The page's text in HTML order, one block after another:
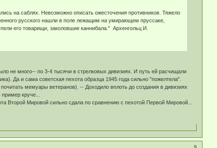
на саблях. Невозможно описать ожесточения противников. Тяжело
русского нашли в поле лежащим на умирающем пруссаке,
его товарищи, заколовшие каннибала." Архенгольц И.
не много-- по 3-4 тысячи в стрелковых дивизиях. И путь ей расчищали
Да и сама советская пехота образца 1945 года сильно "пожелтела".
мемуары ветеранов). -- Доходило вплоть до создания в дивизиях
круче...
Второй Мировой сильно сдала по сравнению с пехотой Первой Мировой...
9